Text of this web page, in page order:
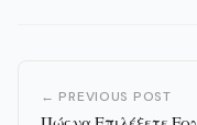
← PREVIOUS POST